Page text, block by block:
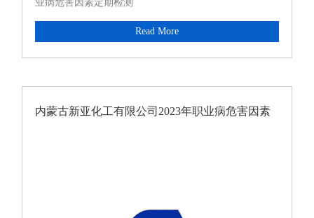
业病危害因素定期检测
Read More
内蒙古新亚化工有限公司2023年职业病危害因素